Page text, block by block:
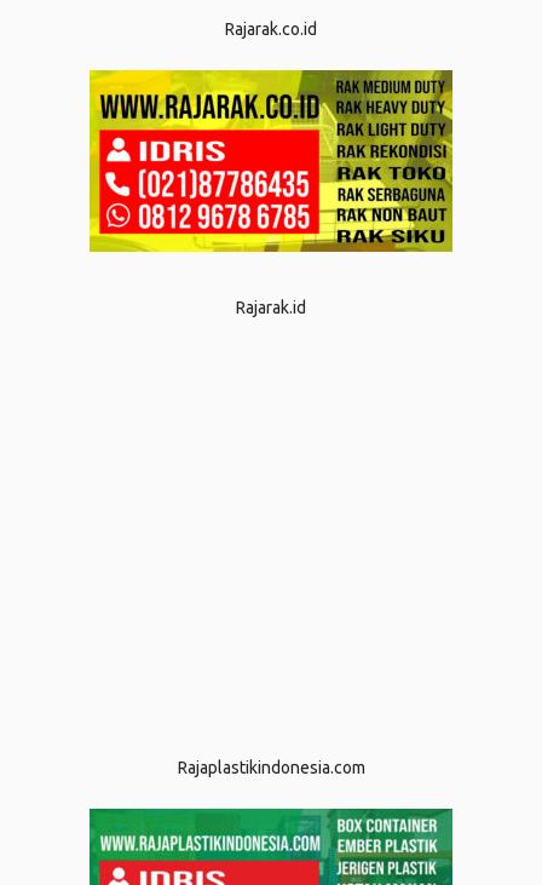
Rajarak.co.id
Rajarak.id
Rajaplastikindonesia.com